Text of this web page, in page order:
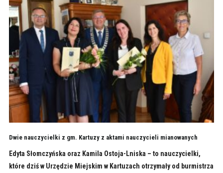
Dwie nauczycielki z gm. Kartuzy z aktami nauczycieli mianowanych
Edyta Słomczyńska oraz Kamila Ostoja-Lniska – to nauczycielki,
które dziś w Urzędzie Miejskim w Kartuzach otrzymały od burmistrza